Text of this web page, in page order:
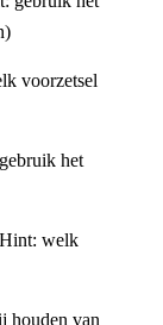
voorzetsel
het
welk
houden van